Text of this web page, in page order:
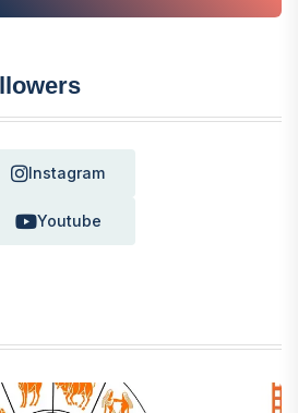
Instagram
Youtube